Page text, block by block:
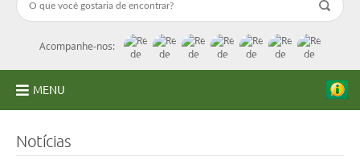
Acompanhe-nos:
MENU
Notícias